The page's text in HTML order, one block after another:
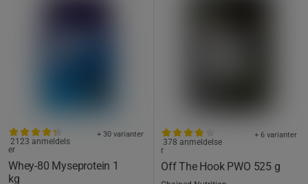
Whey-80 Myseprotein 1
kg
+ 30 varianter
2123 anmeldels
er
Off The Hook PWO 525 g
+ 6 varianter
378 anmeldelse
r